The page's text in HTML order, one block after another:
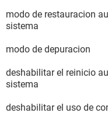
modo de restauracion
sistema
modo de depuracion
deshabilitar el reinicio
sistema
deshabilitar el uso de